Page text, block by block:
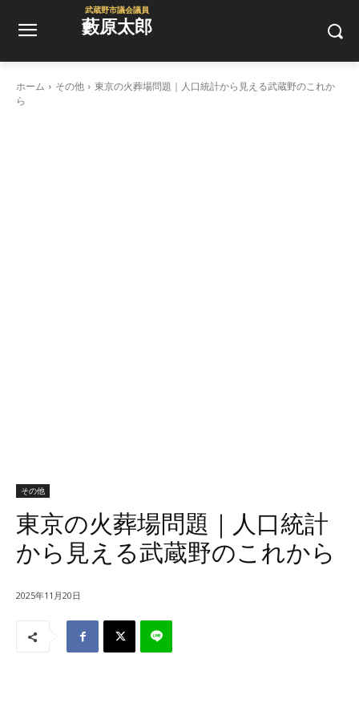
武蔵野市議会議員
藪原太郎
ホーム その他
東京の火葬場問題｜人口統計から見える武蔵野のこれか
ら
その他
東京の火葬場問題｜人口統計
から見える武蔵野のこれから
2025年11月20日